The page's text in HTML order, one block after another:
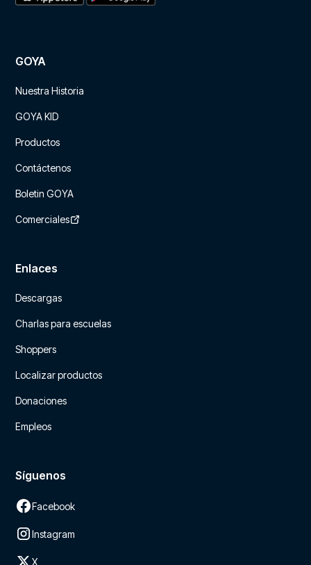
GOYA
Nuestra Historia
GOYA KID
Productos
Contáctenos
Boletin GOYA
Comerciales
Enlaces
Descargas
Charlas para escuelas
Shoppers
Localizar productos
Donaciones
Empleos
Síguenos
Facebook
Instagram
X